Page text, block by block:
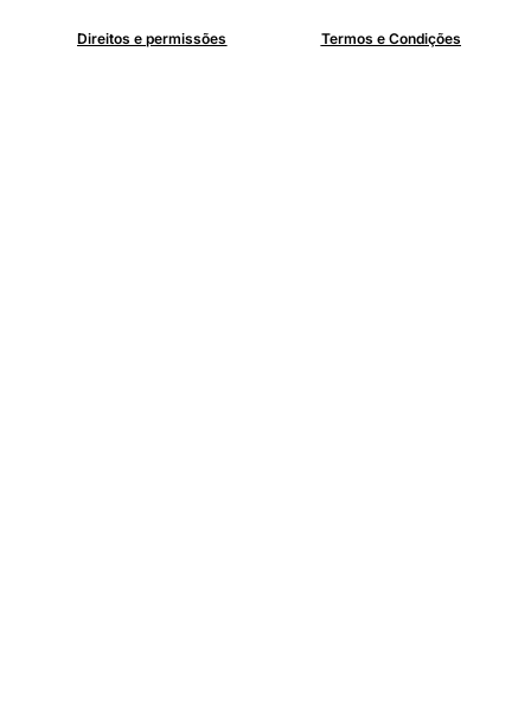
Direitos e permissões Termos e Condições